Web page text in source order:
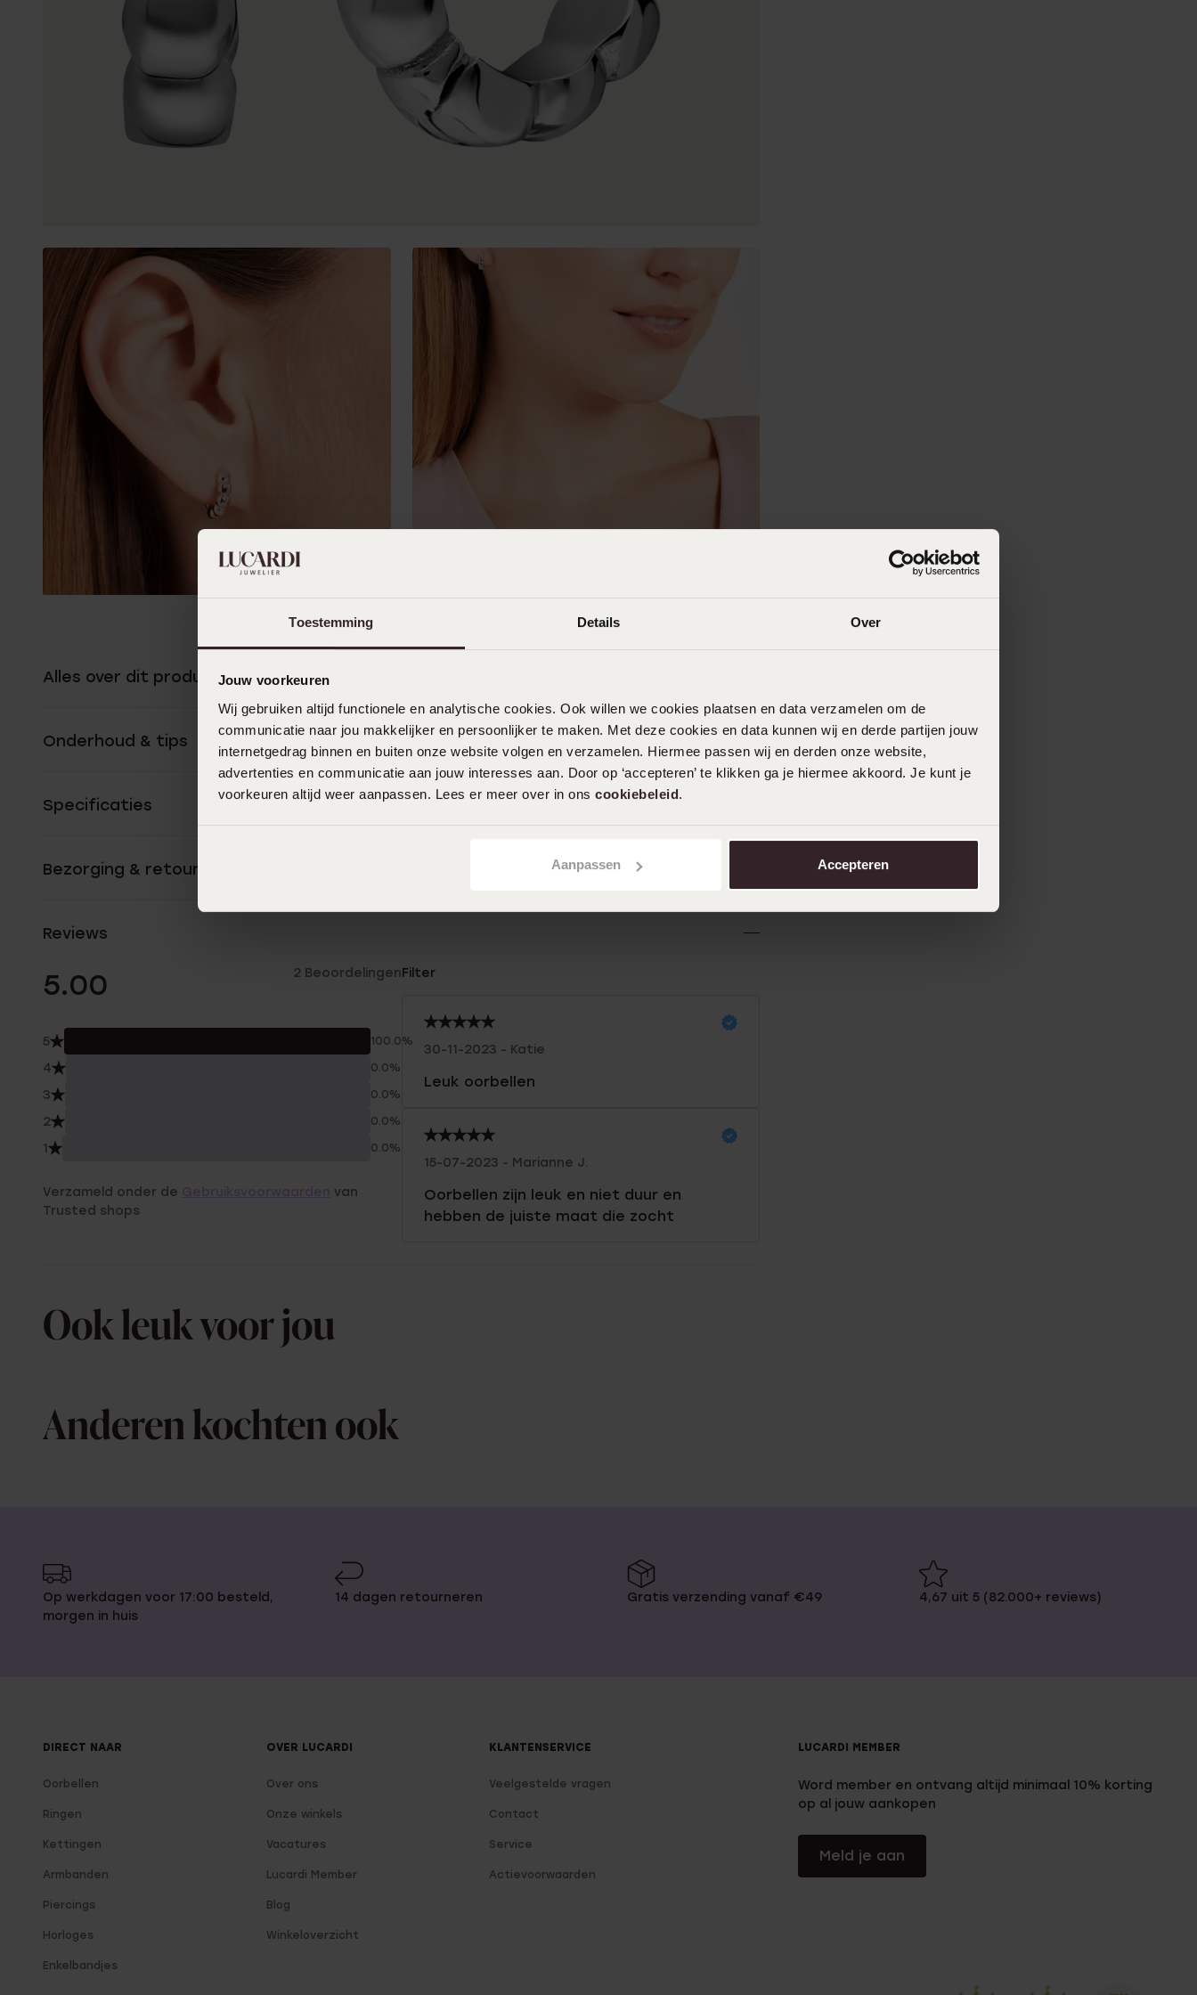
Toestemming Details Over
Jouw voorkeuren
Wij gebruiken altijd functionele en analytische cookies. Ook willen we cookies plaatsen en data verzamelen om de
communicatie naar jou makkelijker en persoonlijker te maken. Met deze cookies en data kunnen wij en derde partijen jouw
internetgedrag binnen en buiten onze website volgen en verzamelen. Hiermee passen wij en derden onze website,
advertenties en communicatie aan jouw interesses aan. Door op ‘accepteren’ te klikken ga je hiermee akkoord. Je kunt je
voorkeuren altijd weer aanpassen. Lees er meer over in ons cookiebeleid.
Aanpassen Accepteren
Alles over dit product
Onderhoud & tips
Specificaties
Bezorging & retourneren
Reviews
5.00 2 Beoordelingen
5 100.0%
4 0.0%
3 0.0%
2 0.0%
1 0.0%
Verzameld onder de
van
Trusted shops
Filter
30-11-2023 - Katie
Leuk oorbellen
15-07-2023 - Marianne J.
Oorbellen zijn leuk en niet duur en
hebben de juiste maat die zocht
Ook leuk voor jou
Anderen kochten ook
Op werkdagen voor 17:00 besteld,
morgen in huis
14 dagen retourneren Gratis verzending vanaf €49 4,67 uit 5 (82.000+ reviews)
DIRECT NAAR
Oorbellen
Ringen
Kettingen
Armbanden
Piercings
Horloges
Enkelbandjes
OVER LUCARDI
Over ons
Onze winkels
Vacatures
Lucardi Member
Blog
Winkeloverzicht
KLANTENSERVICE
Veelgestelde vragen
Contact
Service
Actievoorwaarden
LUCARDI MEMBER
Word member en ontvang altijd minimaal 10% korting
op al jouw aankopen
Meld je aan